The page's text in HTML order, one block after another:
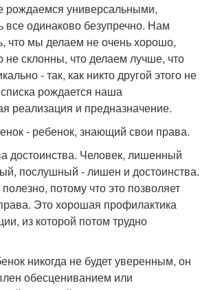
рождаемся универсальными,
одинаково безупречно. Нам
что мы делаем не очень хорошо,
не склонны, что делаем лучше, что
- так, как никто другой этого не
рождается наша
реализация и предназначение.
- ребенок, знающий свои права.
достоинства. Человек, лишенный
послушный - лишен и достоинства.
потому что это позволяет
Это хорошая профилактика
из которой потом трудно
никогда не будет уверенным, он
обесцениванием или